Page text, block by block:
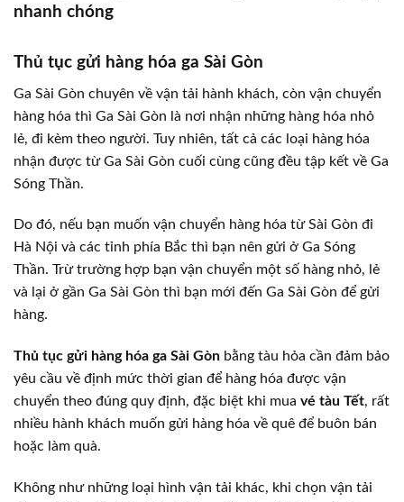
nhanh chóng
Thủ tục gửi hàng hóa ga Sài Gòn
Ga Sài Gòn chuyên về vận tải hành khách, còn vận chuyển
hàng hóa thì Ga Sài Gòn là nơi nhận những hàng hóa nhỏ
lẻ, đi kèm theo người. Tuy nhiên, tất cả các loại hàng hóa
nhận được từ Ga Sài Gòn cuối cùng cũng đều tập kết về Ga
Sóng Thần.
Do đó, nếu bạn muốn vận chuyển hàng hóa từ Sài Gòn đi
Hà Nội và các tỉnh phía Bắc thì bạn nên gửi ở Ga Sóng
Thần. Trừ trường hợp bạn vận chuyển một số hàng nhỏ, lẻ
và lại ở gần Ga Sài Gòn thì bạn mới đến Ga Sài Gòn để gửi
hàng.
Thủ tục gửi hàng hóa ga Sài Gòn bằng tàu hỏa cần đảm bảo
yêu cầu về định mức thời gian để hàng hóa được vận
chuyển theo đúng quy định, đặc biệt khi mua vé tàu Tết, rất
nhiều hành khách muốn gửi hàng hóa về quê để buôn bán
hoặc làm quà.
Không như những loại hình vận tải khác, khi chọn vận tải